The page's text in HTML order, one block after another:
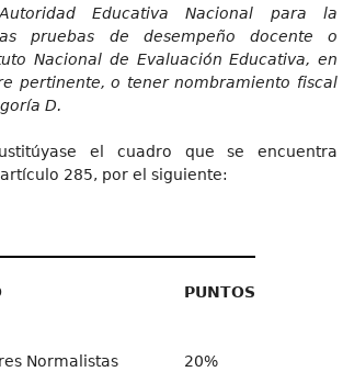
Educativa Nacional para la
pruebas de desempeño docente o
Nacional de Evaluación Educativa, en
pertinente, o tener nombramiento fiscal
D.
el cuadro que se encuentra
285, por el siguiente:
PUNTOS
Normalistas 20%